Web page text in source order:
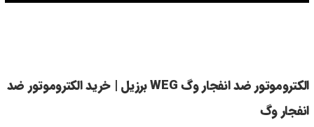
الکتروموتور ضد انفجار وگ WEG برزیل | خرید الکتروموتور ضد
انفجار وگ